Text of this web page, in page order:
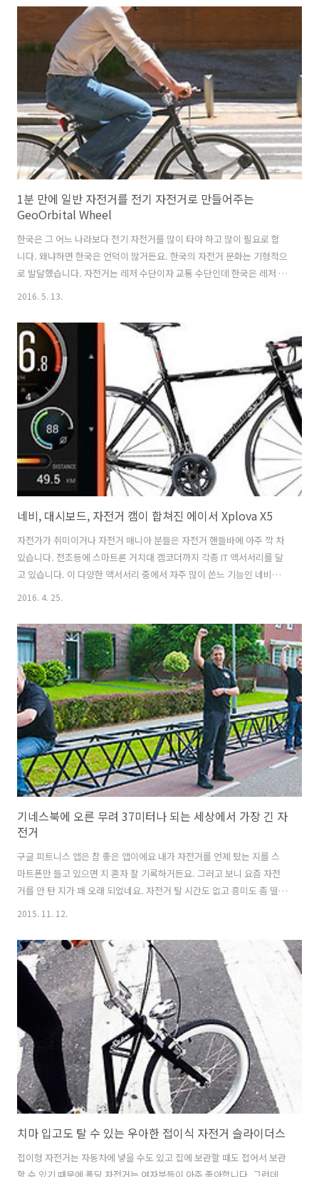
는 생각이 자꾸 드네요.또한, 너무 다양한 제품이 나와서 너무 산만하다
는 느낌도 받습니다. 그럼에도 제품마다 인터넷과 연결할 수 있는 기능을
넣는 것 같네요. 최근 샤오미는 샤오미 '스마트 밥솥'과 '드론'을 선보였
습니다. 샤오미에서 만든 폴딩 전기 자전거 Mi QiCYCLE그리고 접이식
전기 자전거인 샤오미 Mi QiCYCLE를 선보였습니다. 제품 가격부터 말씀
드..
1분 만에 일반 자전거를 전기 자전거로 만들어주는
GeoOrbital Wheel
한국은 그 어느 나라보다 전기 자전거를 많이 타야 하고 많이 필요로 합
니다. 왜냐하면 한국은 언덕이 많거든요. 한국의 자전거 문화는 기형적으
로 발달했습니다. 자전거는 레저 수단이자 교통 수단인데 한국은 레저 수
단 역할만 하고 있습니다. 교통 수단으로 자전거가 인기를 얻으려면 자전
우후죽순으로 만들었다가 지금은 관리가 안되어서 방치되거나 다시 싹
다 지우고 있습니다. 이런 식의 자전거 정책 때문에 자전거들은 갈팡질팡
할 수 밖에 없습니다. 여기에 전기 자전거에 대한 법률도 고쳐지지 않아
서 전기 자전거로는 고속 주행을 할 수 없습니다. 전기 자전거가 한국에
좋은 점은 언덕 때문입니다. 가파른 언덕이 나타나면 자전거 타는 분들은
짜증이 팍 납..
2016. 5. 13.
네비, 대시보드, 자전거 캠이 합쳐진 에이서 Xplova X5
자전가가 취미이거나 자전거 매니아 분들은 자전거 핸들바에 아주 깍 차
있습니다. 전조등에 스마트론 거치대 캠코더까지 각종 IT 액서서리를 달
고 있습니다. 이 다양한 액서서리 중에서 자주 많이 쓴느 기능인 네비와
만들었습니다. 자전거 전용 에이서 Xplova X5생긴 것은 스마트폰처럼
생겼습니다. 실제로 3G 통신망과 연결할 수 있는 기능이 있어서 서버에
접속해서 다양한 정보를 다운로드하거나 업로드 해서 라이더에게 각종
데이터를 제공합니다. 또한, 720p 해상도의 캠코더가 달려 있습니다. 자
전거에 캠코더 다는 분들 많은데 그런 분들에게 좋겠네요. 촬영 모드는 3
초 정도 ..
2016. 4. 25.
기네스북에 오른 무려 37미터나 되는 세상에서 가장 긴 자
전거
구글 피트니스 앱은 참 좋은 앱이에요 내가 자전거를 언제 탔는 지를 스
마트폰만 들고 있으면 지 혼자 잘 기록하거든요. 그러고 보니 요즘 자전
거를 안 탄 지가 꽤 오래 되었네요. 자전거 탈 시간도 없고 흥미도 좀 떨어
져서 안타는 것도 있죠. 그런데 이 자전거는 한 번 타보고 싶네요 네덜란
스북에 올랐습니다. 길이는 무려 37미터로 아주 길고 깁니다. 자전거를
제조 했지만 힘들게 제작한 것은 아닙니다. 콘서트장에서 사용하는 조명
다는 큰 트러스트 구조물을 뜯어다가 앞과 뒤에 바퀴를 달았습니다. 앞
사람은 방향 전환만 하고 뒷 사람이 페달을 밟아서 달립니다. 37미터라
서 코너를 돌 수 없는 것이 문제네요. 그래도 기록 달성을 위해서 만든 것
이..
2015. 11. 12.
치마 입고도 탈 수 있는 우아한 접이식 자전거 슬라이더스
접이형 자전거는 자동차에 넣을 수도 있고 집에 보관할 때도 접어서 보관
할 수 있기 때문에 폴딩 자전거는 여자분들이 아주 좋아합니다. 그런데